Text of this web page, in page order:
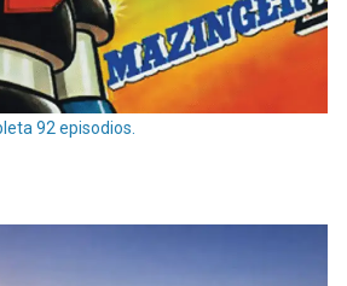
92 episodios.